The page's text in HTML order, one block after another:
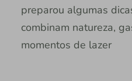
preparou algumas
combinam natureza,
momentos de lazer